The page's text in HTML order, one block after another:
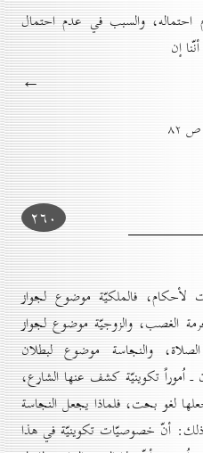
احتماله، والسبب في عدم احتمال
إن
←
۲٦٠
فالملكيّة موضوع لجواز
الغصب، والزوجيّة موضوع لجواز
والنجاسة موضوع لبطلان
تكوينيّة كشف عنها الشارع،
لغو بحت، فلماذا يجعل النجاسة
ذلك: أنّ خصوصيّات تكوينيّة في هذا